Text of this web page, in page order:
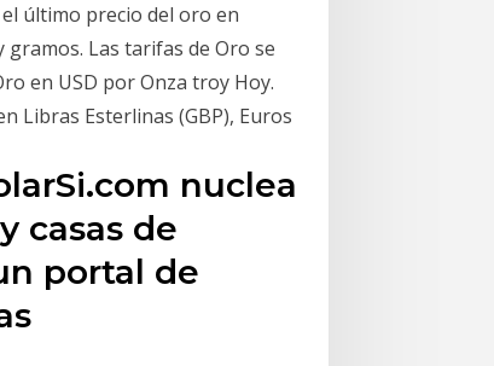
último precio del oro en
gramos. Las tarifas de Oro se
en USD por Onza troy Hoy.
Libras Esterlinas (GBP), Euros
nuclea
casas de
portal de